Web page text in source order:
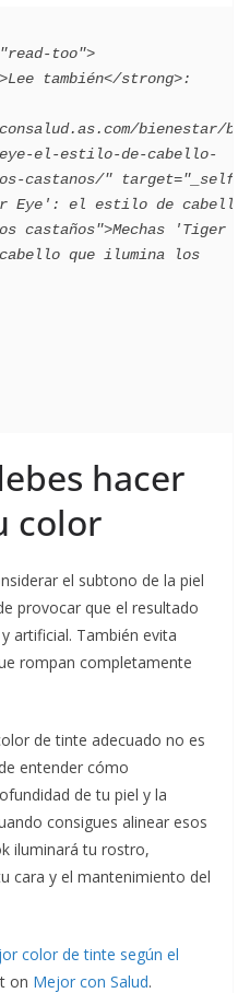
bienestar/be
el-estilo-de-cabello-
castanos/" target="_self"
Eye': el estilo de cabello
castaños">Mechas 'Tiger
que ilumina los
hacer
color
el subtono de la piel
provocar que el resultado
artificial. También evita
rompan completamente
de tinte adecuado no es
entender cómo
de tu piel y la
consigues alinear esos
iluminará tu rostro,
cara y el mantenimiento del
color de tinte según el
on Mejor con Salud.